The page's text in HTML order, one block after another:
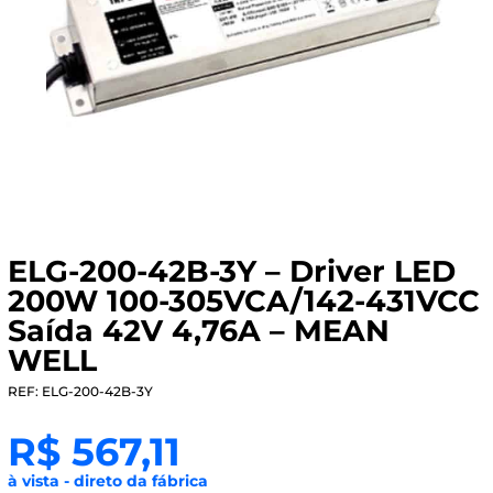
ELG-200-42B-3Y – Driver LED
200W 100-305VCA/142-431VCC
Saída 42V 4,76A – MEAN
WELL
REF: ELG-200-42B-3Y
R$567,11
à vista - direto da fábrica